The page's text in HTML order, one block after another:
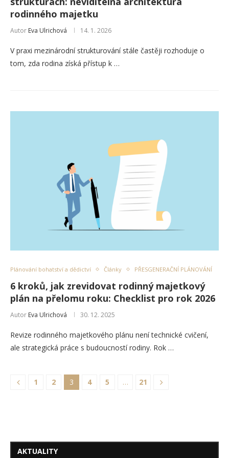
rodinného majetku
Autor Eva Ulrichová 14. 1. 2026
V praxi mezinárodní strukturování stále častěji rozhoduje o
tom, zda rodina získá přístup k …
Plánování bohatství a dědictví Články PŘESGENERAČNÍ PLÁNOVÁNÍ
6 kroků, jak zrevidovat rodinný majetkový
plán na přelomu roku: Checklist pro rok 2026
Autor Eva Ulrichová 30. 12. 2025
Revize rodinného majetkového plánu není technické cvičení,
ale strategická práce s budoucností rodiny. Rok …
1 2 3 4 5 … 21
AKTUALITY